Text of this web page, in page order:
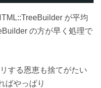
が平均
の方が早く処理で
する恩恵も捨てがたい
ばやっぱり